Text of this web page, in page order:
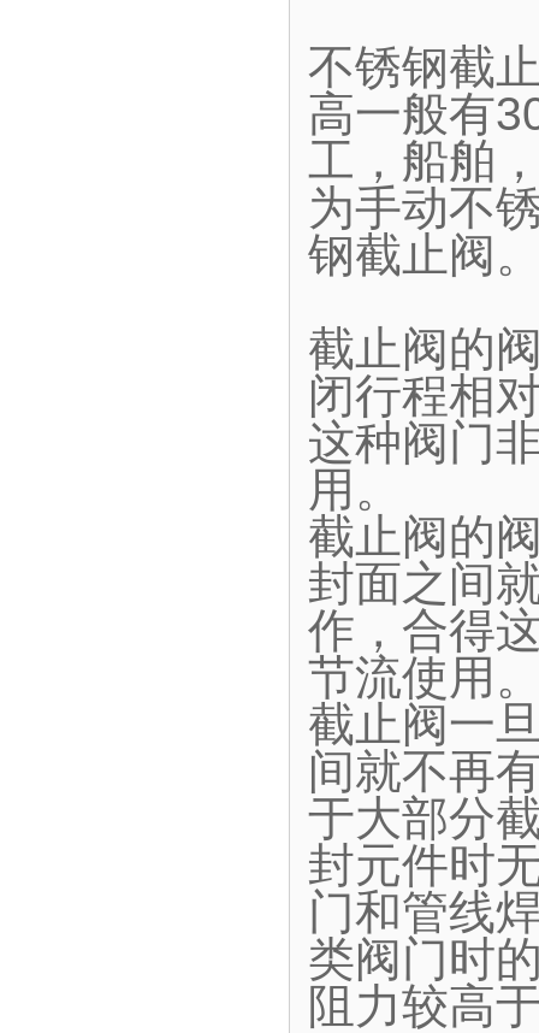
不锈钢截
高一般有
工，船舶
为手动不
钢截止阀
截止阀的
闭行程相
这种阀门
用。
截止阀的
封面之间
作，合得
节流使用
截止阀一
间就不再
于大部分
封元件时
门和管线
类阀门时
阻力较高